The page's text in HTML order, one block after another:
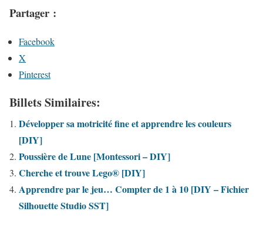
Partager :
Facebook
X
Pinterest
Billets Similaires:
Développer sa motricité fine et apprendre les couleurs
[DIY]
Poussière de Lune [Montessori – DIY]
Cherche et trouve Lego® [DIY]
Apprendre par le jeu… Compter de 1 à 10 [DIY – Fichier
Silhouette Studio SST]